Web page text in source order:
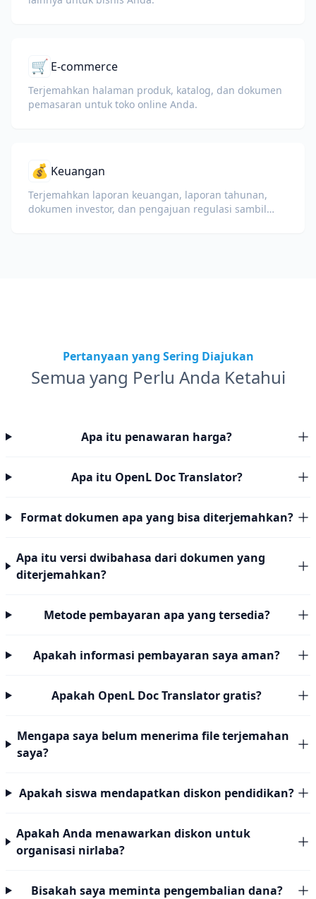
🛒 E-commerce
Terjemahkan halaman produk, katalog, dan dokumen
pemasaran untuk toko online Anda.
💰 Keuangan
Terjemahkan laporan keuangan, laporan tahunan,
dokumen investor, dan pengajuan regulasi sambil
Pertanyaan yang Sering Diajukan
Semua yang Perlu Anda Ketahui
Apa itu penawaran harga?
Apa itu OpenL Doc Translator?
Format dokumen apa yang bisa diterjemahkan?
Apa itu versi dwibahasa dari dokumen yang
diterjemahkan?
Metode pembayaran apa yang tersedia?
Apakah informasi pembayaran saya aman?
Apakah OpenL Doc Translator gratis?
Mengapa saya belum menerima file terjemahan
saya?
Apakah siswa mendapatkan diskon pendidikan?
Apakah Anda menawarkan diskon untuk
organisasi nirlaba?
Bisakah saya meminta pengembalian dana?